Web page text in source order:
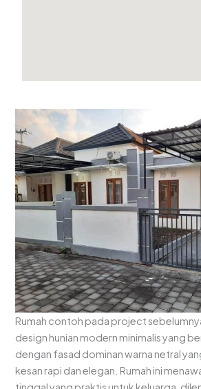
Rumah contoh pada project
design hunian modern minimalis yang
dengan fasad dominan warna netral
kesan rapi dan elegan. Rumah ini